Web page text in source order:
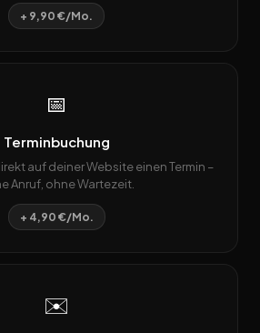
+ 9,90 €/Mo.
📅
Terminbuchung
auf deiner Website einen Termin –
Anruf, ohne Wartezeit.
+ 4,90 €/Mo.
✉️